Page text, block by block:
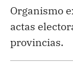
Organismo
actas
provincias.